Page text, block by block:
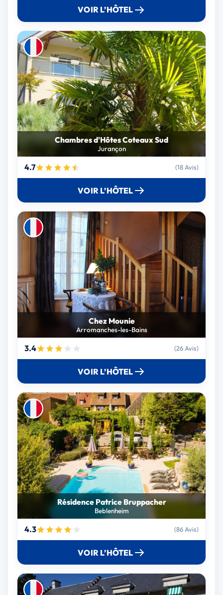
VOIR L’HÔTEL
Chambres d'Hôtes Coteaux Sud
Jurançon
4.7 (18 Avis)
VOIR L’HÔTEL
Chez Mounie
Arromanches-les-Bains
3.4 (26 Avis)
VOIR L’HÔTEL
Résidence Patrice Bruppacher
Beblenheim
4.3 (86 Avis)
VOIR L’HÔTEL